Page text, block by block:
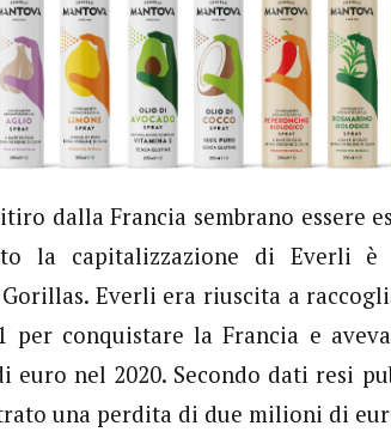
dalla Francia sembrano essere
la capitalizzazione di Everli
Everli era riuscita a
conquistare la Francia e
euro nel 2020. Secondo dati resi
una perdita di due milioni di